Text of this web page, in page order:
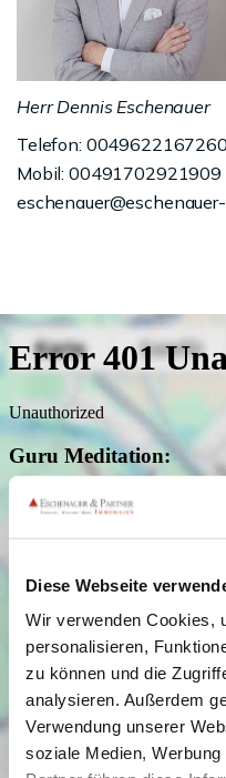
Diese Webseite
Wir verwenden Cookies,
personalisieren,
zu können und die
analysieren. Außerdem
Verwendung unserer
soziale Medien,
Herr Dennis Eschenauer
Telefon:
Mobil: 00491702921909